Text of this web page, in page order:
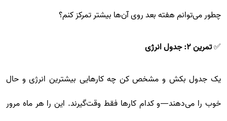
چطور می‌توانم هفته بعد روی آن‌ها بیشتر تمرکز کنم؟
✅تمرین ۲: جدول انرژی
یک جدول بکش و مشخص کن چه کارهایی بیشترین انرژی و حال
خوب را می‌دهند—و کدام کارها فقط وقت‌گیرند. این را هر ماه مرور